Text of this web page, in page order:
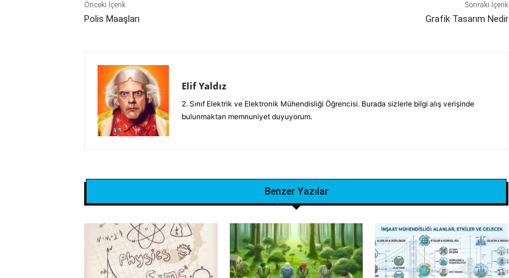
Önceki İçerik
Polis Maaşları
Sonraki İçerik
Grafik Tasarım Nedir
Elif Yaldız
2. Sınıf Elektrik ve Elektronik Mühendisliği Öğrencisi. Burada sizlerle bilgi alış verişinde
bulunmaktan memnuniyet duyuyorum.
Benzer Yazılar